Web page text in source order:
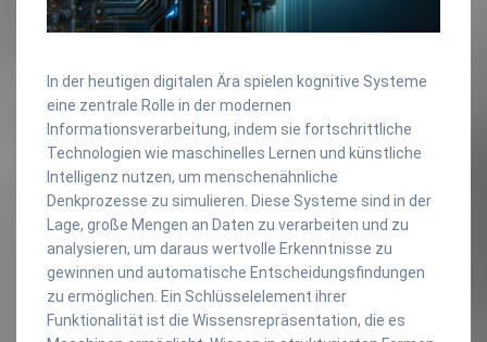
In der heutigen digitalen Ära spielen kognitive Systeme
eine zentrale Rolle in der modernen
Informationsverarbeitung, indem sie fortschrittliche
Technologien wie maschinelles Lernen und künstliche
Intelligenz nutzen, um menschenähnliche
Denkprozesse zu simulieren. Diese Systeme sind in der
Lage, große Mengen an Daten zu verarbeiten und zu
analysieren, um daraus wertvolle Erkenntnisse zu
gewinnen und automatische Entscheidungsfindungen
zu ermöglichen. Ein Schlüsselelement ihrer
Funktionalität ist die Wissensrepräsentation, die es